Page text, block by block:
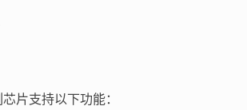
片支持以下功能：